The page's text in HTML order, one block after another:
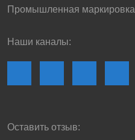
Промышленная маркировка
Наши каналы:
Оставить отзыв: